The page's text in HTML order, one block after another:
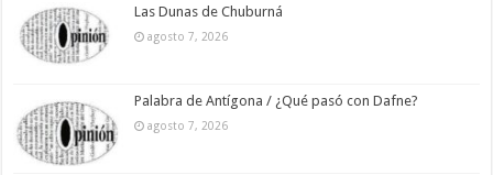
Las Dunas de Chuburná
agosto 7, 2026
Palabra de Antígona / ¿Qué pasó con Dafne?
agosto 7, 2026